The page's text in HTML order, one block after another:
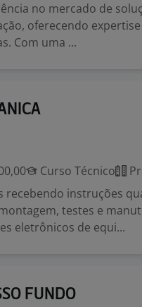
no mercado de
oferecendo
Com uma ...
Curso Técnico
recebendo instruções
testes e
eletrônicos de equi...
FUNDO